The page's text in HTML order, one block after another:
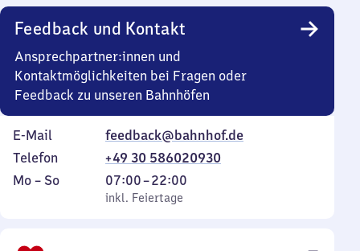
Uhr
Feedback und Kontakt
Ansprechpartner:innen und
Kontaktmöglichkeiten bei Fragen oder
Feedback zu unseren Bahnhöfen
E-Mail
feedback@bahnhof.de
Telefon
+49 30 586020930
Montag
Mo – So,
inkl. Feiertage
07:00–22:00
Von
7
inkl. Feiertage